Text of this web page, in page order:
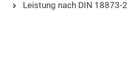
Leistung nach DIN 18873-2